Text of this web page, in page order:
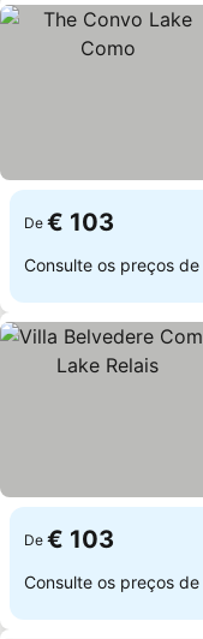
De € 103
Consulte os preços de
De € 103
Consulte os preços de